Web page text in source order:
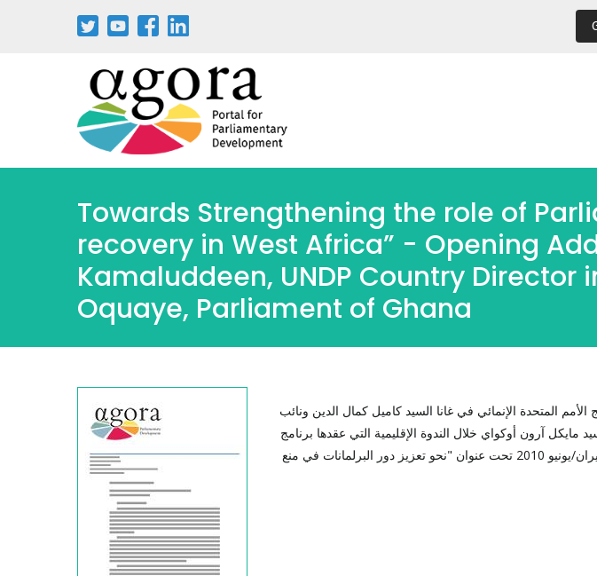
“Towards Strengthening the role of
recovery in West Africa” - Opening
Kamaluddeen, UNDP Country Director
Oquaye, Parliament of Ghana
الأمم المتحدة الإنمائي في غانا السيد كاميل كمال الدين ونائب
مايكل آرون أوكواي خلال الندوة الإقليمية التي عقدها برنامج
الأمم المتحدة الإنمائي في أكرا من 27 إلى 29 حزيران/يونيو 2010 تحت عنوان "نحو تعزيز دور البرلمانات في منع